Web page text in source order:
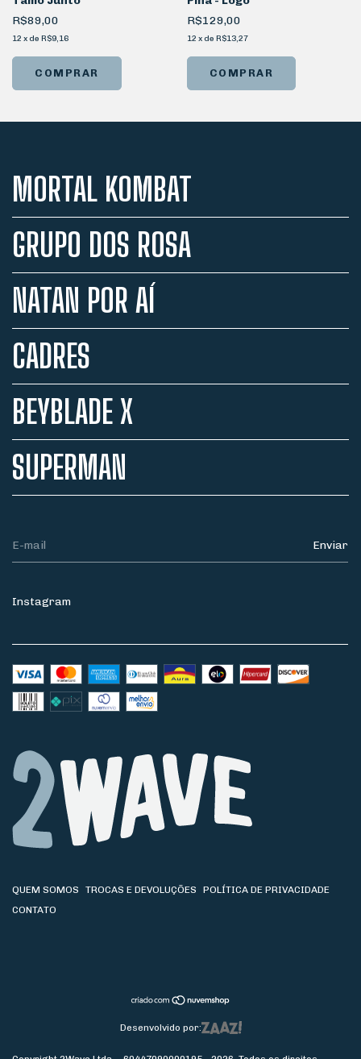
R$89,00
12 x de R$9,16
R$129,00
12 x de R$13,27
MORTAL KOMBAT
GRUPO DOS ROSA
NATAN POR AÍ
CADRES
BEYBLADE X
SUPERMAN
Instagram
QUEM SOMOS TROCAS E DEVOLUÇÕES
POLÍTICA DE PRIVACIDADE
CONTATO
Desenvolvido por: